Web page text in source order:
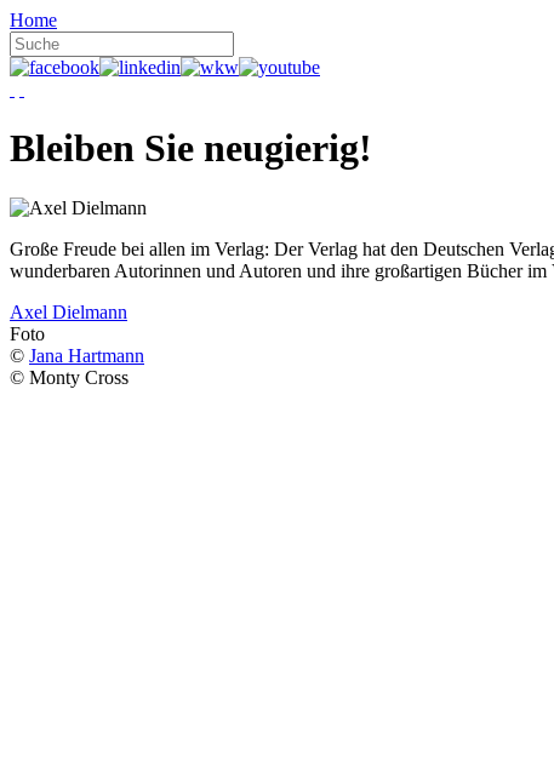
Home
Bleiben Sie neugierig!
Große Freude bei allen im Verlag: Der Verlag hat den Deutschen
wunderbaren Autorinnen und Autoren und ihre großartigen Bücher
Axel Dielmann
Foto
© Jana Hartmann
© Monty Cross